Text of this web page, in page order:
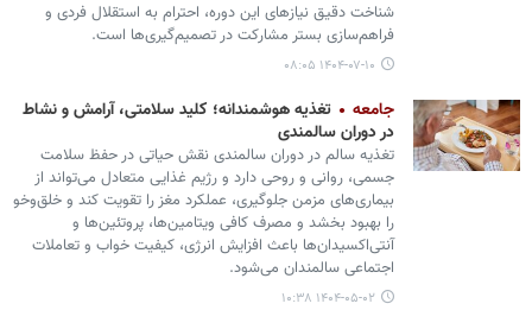
شناخت دقیق نیازهای این دوره، احترام به استقلال فردی و
فراهم‌سازی بستر مشارکت در تصمیم‌گیری‌ها است.
۱۴۰۴-۰۷-۱۰ ۰۸:۰۵
جامعه
تغذیه هوشمندانه؛ کلید سلامتی، آرامش و نشاط
در دوران سالمندی
تغذیه سالم در دوران سالمندی نقش حیاتی در حفظ سلامت
جسمی، روانی و روحی دارد و رژیم غذایی متعادل می‌تواند از
بیماری‌های مزمن جلوگیری، عملکرد مغز را تقویت کند و خلق‌وخو
را بهبود بخشد و مصرف کافی ویتامین‌ها، پروتئین‌ها و
آنتی‌اکسیدان‌ها باعث افزایش انرژی، کیفیت خواب و تعاملات
اجتماعی سالمندان می‌شود.
۱۴۰۴-۰۵-۰۲ ۱۰:۳۸